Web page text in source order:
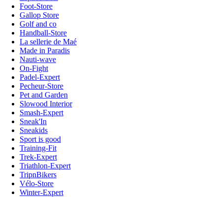
Foot-Store
Gallop Store
Golf and co
Handball-Store
La sellerie de Maé
Made in Paradis
Nauti-wave
On-Fight
Padel-Expert
Pecheur-Store
Pet and Garden
Slowood Interior
Smash-Expert
Sneak'In
Sneakids
Sport is good
Training-Fit
Trek-Expert
Triathlon-Expert
TripnBikers
Vélo-Store
Winter-Expert